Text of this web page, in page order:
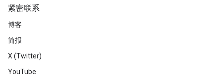
紧密联系
博客
简报
X (Twitter)
YouTube